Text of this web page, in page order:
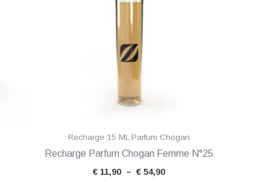
Recharge 15 ML Parfum Chogan
Recharge Parfum Chogan Femme N°25
€11,90 – €54,90